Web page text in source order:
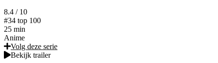
8.4 / 10
#34 top 100
25 min
Anime
Volg deze serie
Bekijk trailer